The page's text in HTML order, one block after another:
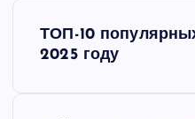
ТОП-10
2025 году